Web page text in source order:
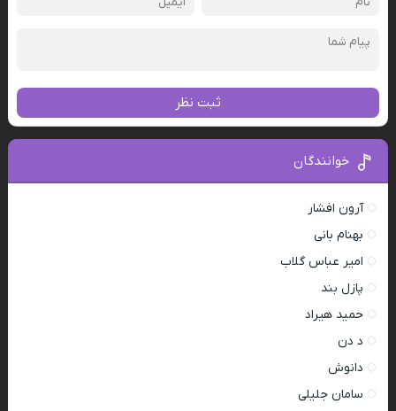
ثبت نظر
خوانندگان
آرون افشار
بهنام بانی
امیر عباس گلاب
پازل بند
حمید هیراد
د دن
دانوش
سامان جلیلی